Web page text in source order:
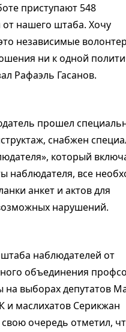
приступают 548
нашего штаба. Хочу
независимые
ни к одной
Рафаэль Гасанов.
прошел
снабжен
который
наблюдателя, все
анкет и актов для
нарушений.
наблюдателей от
объединения
на выборах депутатов
и маслихатов Серикжан
свою очередь отметил,